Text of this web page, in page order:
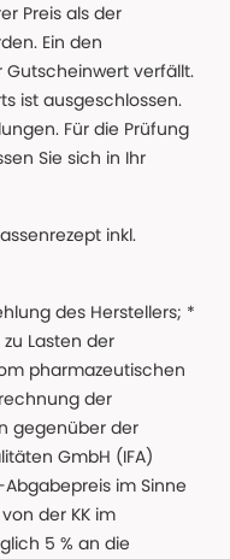
Preis als der
Ein den
verfällt.
ist ausgeschlossen.
Für die Prüfung
Sie sich in Ihr
inkl.
des Herstellers; *
Lasten der
pharmazeutischen
der
gegenüber der
GmbH (IFA)
im Sinne
von der KK im
5 % an die